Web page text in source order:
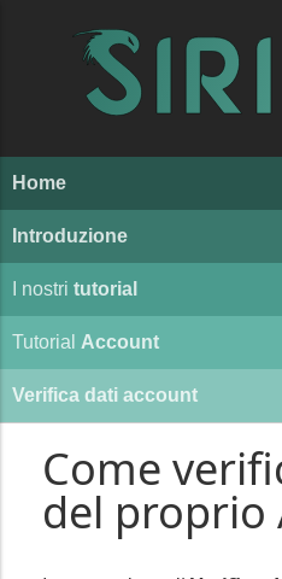
Home
Introduzione
I nostri tutorial
Tutorial Account
Verifica dati account
Come
del proprio